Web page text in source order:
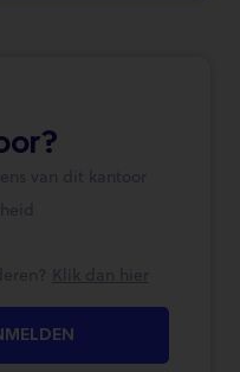
van dit kantoor
Klik dan hier